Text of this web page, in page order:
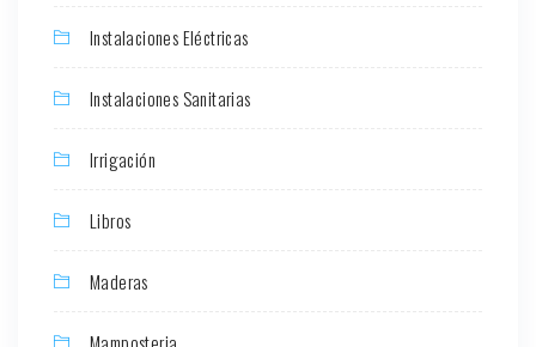
Instalaciones Eléctricas
Instalaciones Sanitarias
Irrigación
Libros
Maderas